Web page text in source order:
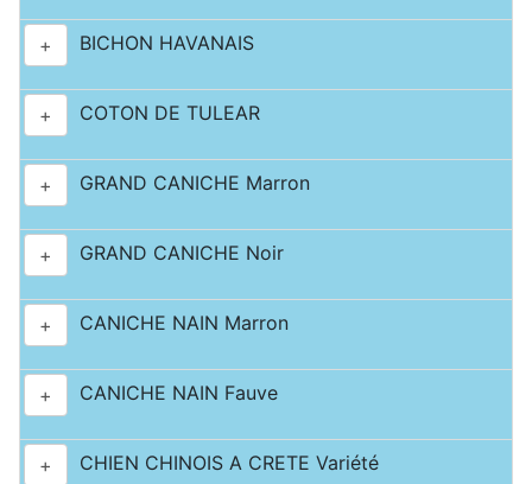
+ BICHON HAVANAIS
+ COTON DE TULEAR
+ GRAND CANICHE Marron
+ GRAND CANICHE Noir
+ CANICHE NAIN Marron
+ CANICHE NAIN Fauve
+
CHIEN CHINOIS A CRETE Variété